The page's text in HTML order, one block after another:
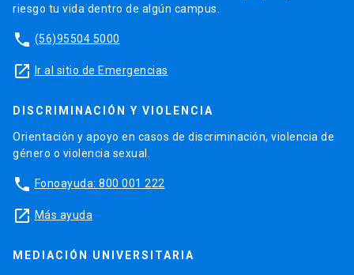
riesgo tu vida dentro de algún campus.
phone (56)95504 5000
launch Ir al sitio de Emergencias
DISCRIMINACIÓN Y VIOLENCIA
Orientación y apoyo en casos de discriminación, violencia de
género o violencia sexual.
phone Fonoayuda: 800 001 222
launch Más ayuda
MEDIACIÓN UNIVERSITARIA